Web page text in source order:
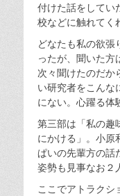
付けた話をしてい
校などに触れてく
どなたも私の欲張
ったが、聞いた方
次々聞けたのだか
い研究者をこんな
にない。心躍る体
第三部は「私の趣
にかける」。小原
ぱいの先輩方の話
姿勢も見事なお２
ここでアトラクシ